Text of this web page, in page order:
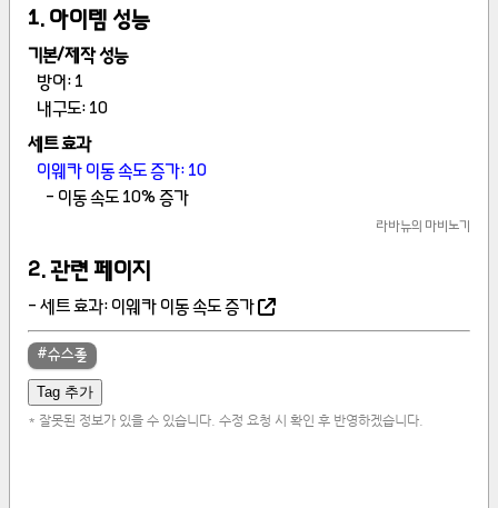
1. 아이템 성능
기본/제작 성능
방어 : 1
내구도: 10
세트 효과
이웨카 이동 속도 증가: 10
- 이동 속도 10% 증가
라바뉴의 마비노기
2.관련 페이지
- 세트 효과: 이웨카 이동 속도 증가
슈스롤
Tag 추가
* 잘못된 정보가 있을 수 있습니다. 수정 요청 시 확인 후 반영하겠습니다.